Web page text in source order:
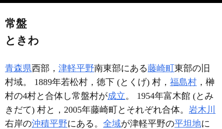
常盤
ときわ
青森県西部， 津軽平野南東部にある藤崎町 東部の旧
村域。 1889年若松村，徳下 (とくげ) 村， 福島村 ，榊
村の4村と合体し常盤村が成立。 1954年富木館 (とみ
きだて) 村と，2005年藤崎町とそれぞれ合体。 岩木川
右岸の沖積平野にある。 全域が津軽平野の平坦地に